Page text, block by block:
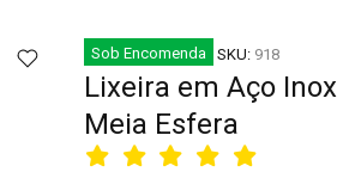
Sob Encomenda SKU: 918
Lixeira em Aço
Meia Esfera